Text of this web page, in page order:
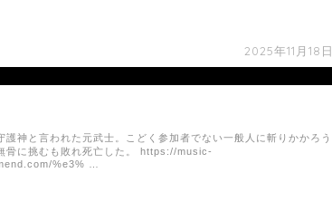
2025年11月18日
護神と言われた元武士。こどく参加者でない一般人に斬りかかろう
骨に挑むも敗れ死亡した。 https://music-
%e3% …